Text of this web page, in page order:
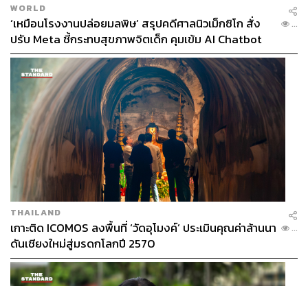
WORLD
‘เหมือนโรงงานปล่อยมลพิษ’ สรุปคดีศาลนิวเม็กซิโก สั่ง
ปรับ Meta ชี้กระทบสุขภาพจิตเด็ก คุมเข้ม AI Chatbot
...
THAILAND
เกาะติด ICOMOS ลงพื้นที่ ‘วัดอุโมงค์’ ประเมินคุณค่าล้านนา
ดันเชียงใหม่สู่มรดกโลกปี 2570
...